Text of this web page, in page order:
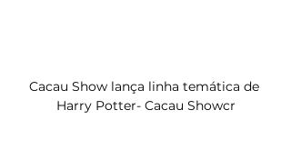
Cacau Show lança linha temática de
Harry Potter- Cacau Showcr